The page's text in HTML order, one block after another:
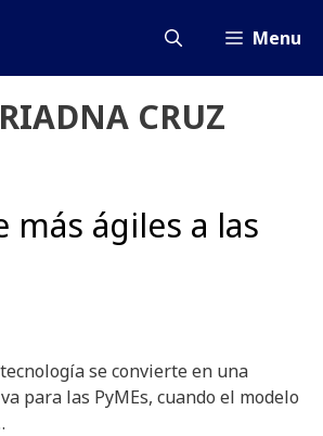
Menu
CRUZ
más ágiles a las
se convierte en una
para las PyMEs, cuando el modelo